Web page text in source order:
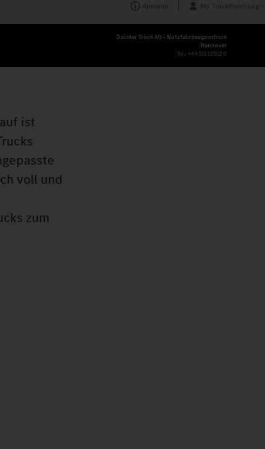
Anbieter My TruckPoint Login
Daimler Truck AG - Nutzfahrzeugzentrum
Hannover
Tel.: +49 511 12352 0
ist
voll und
zum